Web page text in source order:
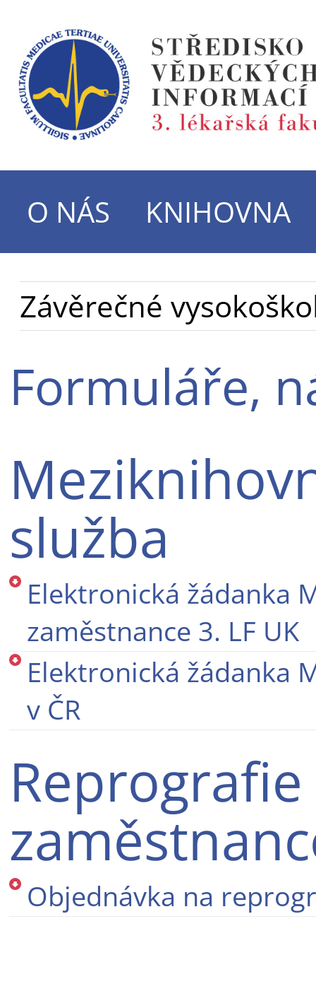
O NÁS KNIHOVNA
Závěrečné
Formuláře,
služba
Elektronická žádanka
zaměstnance 3. LF UK
Elektronická žádanka
v ČR
Objednávka na